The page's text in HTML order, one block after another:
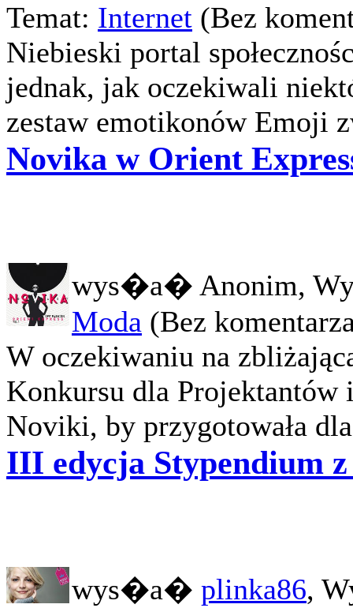
Temat: Internet (Bez
Niebieski portal
jednak, jak oczekiwali
zestaw emotikonów Emoji
Novika w Orient
wys�a� Anonim,
Moda (Bez
W oczekiwaniu na
Konkursu dla
Noviki, by przygotowała
III edycja Stypendium
wys�a� plinka86,